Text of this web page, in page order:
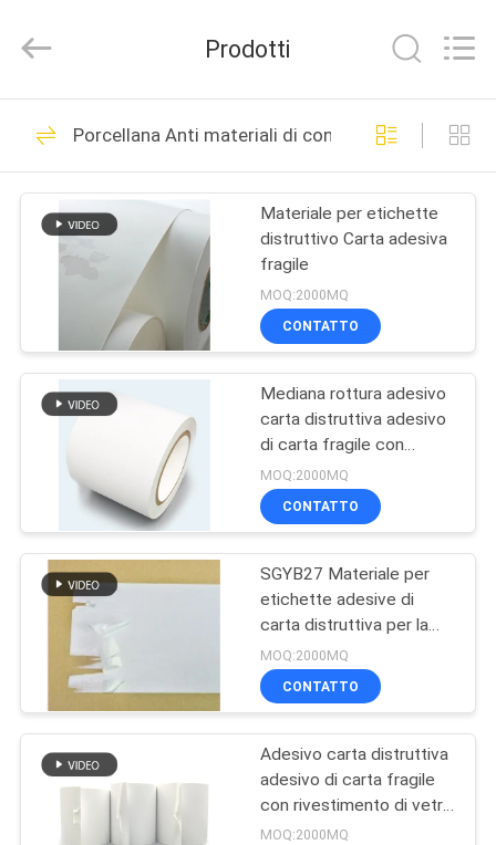
CASA
PRODOTTI
VIDEO
NOI
DELLA
FABBRICA
CONTROLLO
QUALITÀ
CONTATTICI
NOTIZIE
CO,LTD.
Film autoadesivo
39
Carta autoadesiva
33
Materiale di carta
termico
dell'etichetta
adesiva
Prodotti
Porcellana Anti materiali di contraffazione
Materiale per etichette
distruttivo Carta adesiva
fragile
MOQ:2000MQ
CONTATTO
Mediana rottura adesivo
carta distruttiva adesivo
di carta fragile con
rivestimento di vetro
SGYB34
MOQ:2000MQ
CONTATTO
SGYB27 Materiale per
etichette adesive di
carta distruttiva per la
fabbricazione di
etichette anti-
falsificazione
MOQ:2000MQ
CONTATTO
Adesivo carta distruttiva
adesivo di carta fragile
con rivestimento di vetro
WGYB27
MOQ:2000MQ